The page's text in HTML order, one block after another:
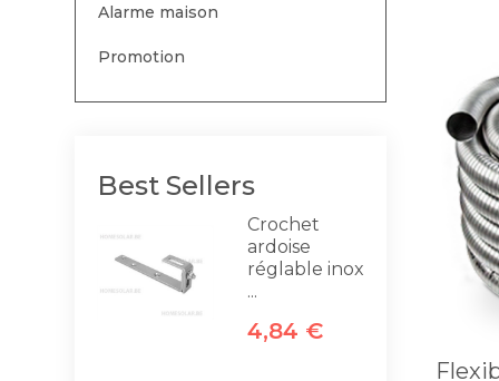
Alarme maison
Promotion
Best Sellers
Crochet
ardoise
réglable inox
...
4,84 €